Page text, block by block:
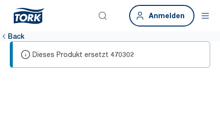
Anmelden
Back
Dieses Produkt ersetzt 470302